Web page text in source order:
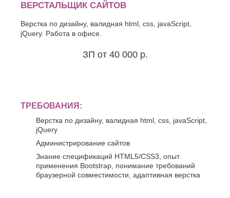
ВЕРСТАЛЬЩИК САЙТОВ
Верстка по дизайну, валидная html, css, javaScript,
jQuery. Работа в офисе.
ЗП от 40 000 р.
ТРЕБОВАНИЯ:
Верстка по дизайну, валидная html, css, javaScript,
jQuery
Администрирование сайтов
Знание спецификаций HTML5/CSS3, опыт
применения Bootstrap, понимание требований
браузерной совместимости, адаптивная верстка